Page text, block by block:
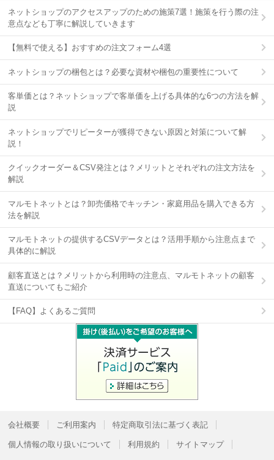
ネットショップのアクセスアップのための施策7選！施策を行う際の注
意点なども丁寧に解説していきます
【無料で使える】おすすめの注文フォーム4選
ネットショップの梱包とは？必要な資材や梱包の重要性について
客単価とは？ネットショップで客単価を上げる具体的な6つの方法を解
説
ネットショップでリピーターが獲得できない原因と対策について解
説！
クイックオーダー＆CSV発注とは？メリットとそれぞれの注文方法を
解説
マルモトネットとは？卸売価格でキッチン・家庭用品を購入できる方
法を解説
マルモトネットの提供するCSVデータとは？活用手順から注意点まで
具体的に解説
顧客直送とは？メリットから利用時の注意点、マルモトネットの顧客
直送についてもご紹介
【FAQ】よくあるご質問
会社概要 ご利用案内 特定商取引法に基づく表記
個人情報の取り扱いについて 利用規約 サイトマップ